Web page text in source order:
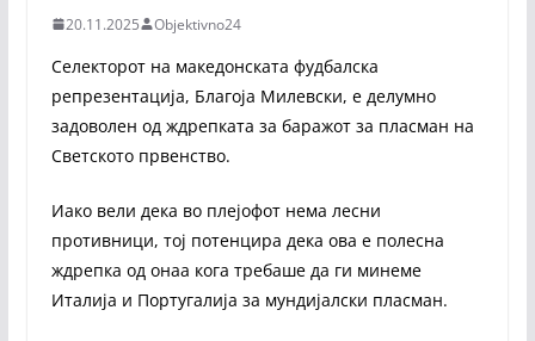
20.11.2025 Objektivno24
Селекторот на македонската фудбалска
репрезентација, Благоја Милевски, е делумно
задоволен од ждрепката за баражот за пласман на
Светското првенство.
Иако вели дека во плејофот нема лесни
противници, тој потенцира дека ова е полесна
ждрепка од онаа кога требаше да ги минеме
Италија и Португалија за мундијалски пласман.